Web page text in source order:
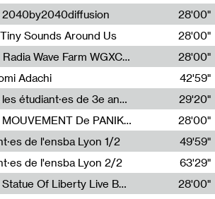
2040by2040diffusion
28'00"
Sounds Around Us
28'00"
Radia Show #1090 : Radia Wave Farm WGXC Corey De Juan Sherrard Jr Startalk
28'00"
Adachi
Baud
42'59"
Regilote / Live avec les étudiant·es de 3e année de l'EMA
Nima Henryon,Athéna Noël,Amir Genillon,Ibourayane Ahmadi,Manelle Cherrih,Honorine Gibello,John Weeber,Manon Joseph
29'20"
Radia Show #1089 : MOUVEMENT De PANIK (Radio Panik)
28'00"
de l'ensba Lyon 1/2
49'59"
de l'ensba Lyon 2/2
63'29"
Radia Show #1088 : Statue Of Liberty Live By Ed Baxter (Resonance)
28'00"